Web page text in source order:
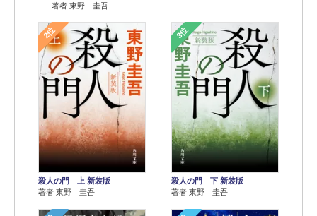
著者 東野 圭吾
2位
殺人の門 上 新装版
著者 東野 圭吾
3位
殺人の門 下 新装版
著者 東野 圭吾